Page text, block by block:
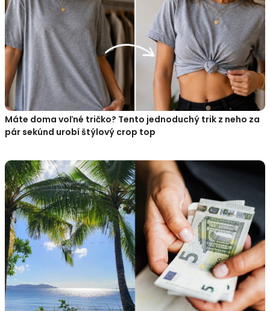
Máte doma voľné tričko? Tento jednoduchý trik z neho za
pár sekúnd urobí štýlový crop top